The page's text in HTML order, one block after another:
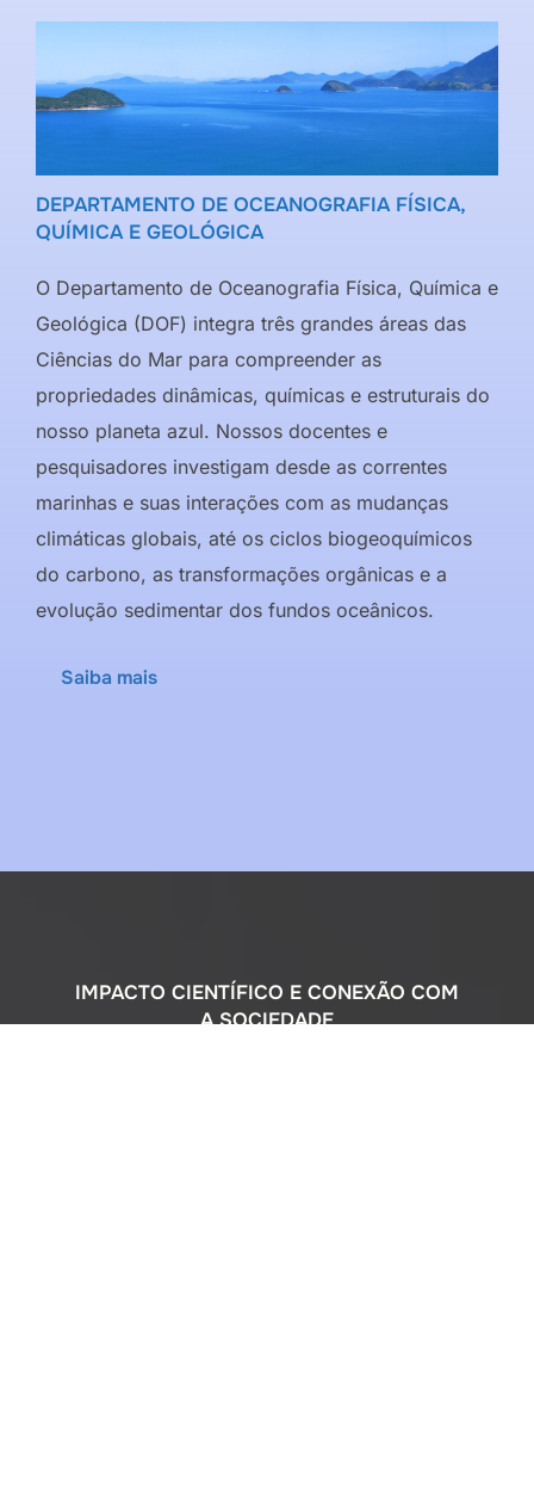
DEPARTAMENTO DE OCEANOGRAFIA FÍSICA,
QUÍMICA E GEOLÓGICA
O Departamento de Oceanografia Física, Química e
Geológica (DOF) integra três grandes áreas das
Ciências do Mar para compreender as
propriedades dinâmicas, químicas e estruturais do
nosso planeta azul. Nossos docentes e
pesquisadores investigam desde as correntes
marinhas e suas interações com as mudanças
climáticas globais, até os ciclos biogeoquímicos
do carbono, as transformações orgânicas e a
evolução sedimentar dos fundos oceânicos.
Saiba mais
IMPACTO CIENTÍFICO E CONEXÃO COM
A SOCIEDADE